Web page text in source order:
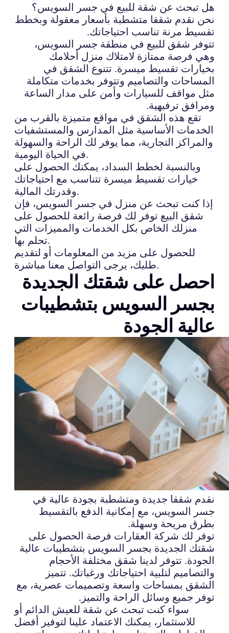
هل تبحث عن شقة للبيع في جسر السويس؟
نحن نقدم شققا متشطبة بأسعار معقولة وبخطط
تقسيط مرنة تناسب احتياجاتك.
تتوفر شقق للبيع في منطقة جسر السويس،
وهي فرصة ممتازة لامتلاك منزل أحلامك
بخيارات تقسيط ميسرة. تتنوع الشقق في
المساحات والتصاميم وتتوفر بخدمات متكاملة
مثل مواقف للسيارات وأمن على مدار الساعة
ومرافق ترفيهية.
تقع هذه الشقق في مواقع متميزة بالقرب من
الخدمات الأساسية مثل المدارس والمستشفيات
والمراكز التجارية، مما يوفر لك الراحة والسهولة
في الحياة اليومية.
وبالنسبة لخطط السداد، يمكنك الحصول على
خيارات تقسيط ميسرة تتناسب مع احتياجاتك
وقدرتك المالية.
إذا كنت تبحث عن منزل في جسر السويس، فإن
شقق البيع توفر لك فرصة رائعة للحصول على
منزلك الخاص بكل الخدمات والمميزات التي
تحلم بها.
للحصول على مزيد من المعلومات أو لتقديم
طلبك، يرجى التواصل معنا مباشرة.
احصل على شقتك الجديدة
بجسر السويس بتشطيبات
عالية الجودة
نقدم شققا جديدة ومتشطبة بجودة عالية في
جسر السويس، مع إمكانية الدفع بالتقسيط
بطرق مريحة وسهلة.
توفر لك شركة العقارات فرصة الحصول على
شقتك الجديدة بجسر السويس بتشطيبات عالية
الجودة. تتوفر لدينا شقق مختلفة الأحجام
والتصاميم لتلبية احتياجاتك ورغباتك. تتميز
الشقق بمساحات واسعة وتصميمات عصرية، مع
توفر جميع وسائل الراحة والتميز.
سواء كنت تبحث عن شقة للعيش الدائم أو
للاستثمار، يمكنك الاعتماد علينا لتوفير أفضل